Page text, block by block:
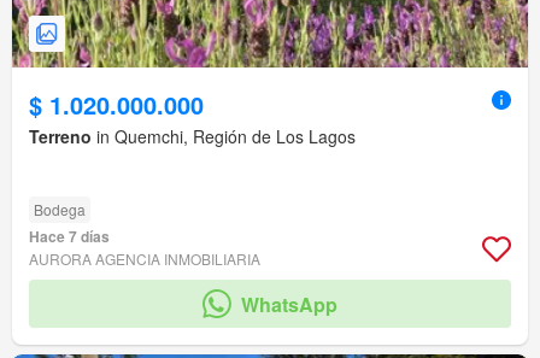
$ 1.020.000.000
Terreno in Quemchi, Región de Los Lagos
Bodega
Hace 7 días
AURORA AGENCIA INMOBILIARIA
WhatsApp